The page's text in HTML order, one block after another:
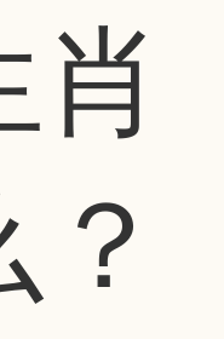
肖